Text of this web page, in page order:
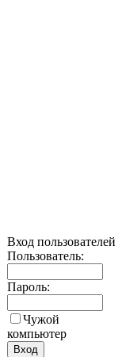
Вход пользователей
Пользователь:
Пароль:
Чужой
компьютер